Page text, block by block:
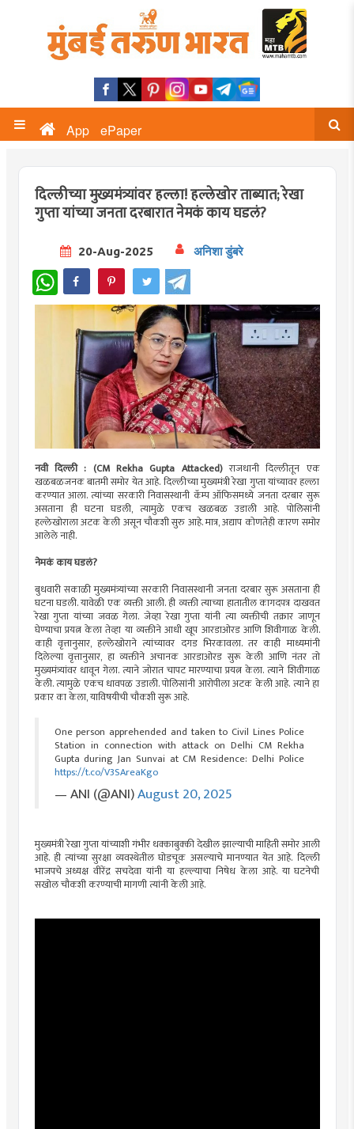
App ePaper
दिल्लीच्या मुख्यमंत्र्यांवर हल्ला! हल्लेखोर ताब्यात; रेखा
गुप्ता यांच्या जनता दरबारात नेमकं काय घडलं?
20-Aug-2025 अनिशा डुंबरे
WhatsApp
नवी दिल्ली : (CM Rekha Gupta Attacked)राजधानी दिल्लीतून एक
खळबळजनक बातमी समोर येत आहे. दिल्लीच्या मुख्यमंत्री रेखा गुप्ता यांच्यावर हल्ला
करण्यात आला. त्यांच्या सरकारी निवासस्थानी कॅम्प ऑफिसमध्ये जनता दरबार सुरू
असताना ही घटना घडली, त्यामुळे एकच खळबळ उडाली आहे. पोलिसांनी
हल्लेखोराला अटक केली असून चौकशी सुरु आहे. मात्र, अद्याप कोणतेही कारण समोर
आलेले नाही.
नेमकं काय घडलं?
बुधवारी सकाळी मुख्यमंत्र्यांच्या सरकारी निवासस्थानी जनता दरबार सुरू असताना ही
घटना घडली. यावेळी एक व्यक्ती आली. ही व्यक्ती त्याच्या हातातील कागदपत्र दाखवत
रेखा गुप्ता यांच्या जवळ गेला. जेव्हा रेखा गुप्ता यांनी त्या व्यक्तीची तक्रार जाणून
घेण्याचा प्रयत्न केला तेव्हा या व्यक्तीने आधी खूप आरडाओरड आणि शिवीगाळ केली.
काही वृत्तानुसार, हल्लेखोराने त्यांच्यावर दगड भिरकावला. तर काही माध्यमांनी
दिलेल्या वृत्तानुसार, हा व्यक्तीने अचानक आरडाओरड सुरू केली आणि नंतर तो
मुख्यमंत्र्यांवर धावून गेला. त्याने जोरात चापट मारण्याचा प्रयत्न केला. त्याने शिवीगाळ
केली. त्यामुळे एकच धावपळ उडाली. पोलिसांनी आरोपीला अटक केली आहे. त्याने हा
प्रकार का केला, याविषयीची चौकशी सुरू आहे.
One person apprehended and taken to Civil Lines Police
Station in connection with attack on Delhi CM Rekha
Gupta during Jan Sunvai at CM Residence: Delhi Police
https://t.co/V3SAreaKgo
— ANI (@ANI)August 20, 2025
मुख्यमंत्री रेखा गुप्ता यांच्याशी गंभीर धक्काबुक्की देखील झाल्याची माहिती समोर आली
आहे. ही त्यांच्या सुरक्षा व्यवस्थेतील घोडचूक असल्याचे मानण्यात येत आहे. दिल्ली
भाजपचे अध्यक्ष वीरेंद्र सचदेवा यांनी या हल्ल्याचा निषेध केला आहे. या घटनेची
सखोल चौकशी करण्याची मागणी त्यांनी केली आहे.